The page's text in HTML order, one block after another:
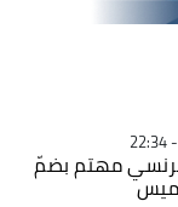
مهتم بضمّ